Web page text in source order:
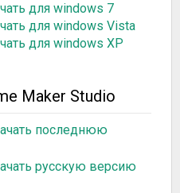
для windows 7
для windows Vista
для windows XP
Maker Studio
последнюю
русскую версию